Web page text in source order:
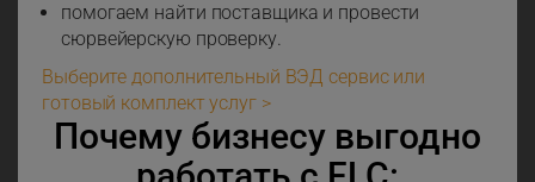
помогаем найти поставщика и провести
сюрвейерскую проверку.
Выберите дополнительный ВЭД сервис или
готовый комплект услуг >
Почему бизнесу выгодно